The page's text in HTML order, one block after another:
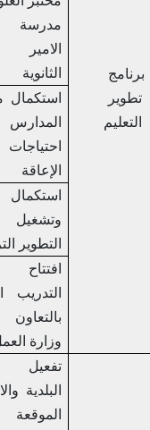
مدرسة ذكور
الامير حسن
استكمال موائمة
المدارس مع
احتياجات ذوي
استكمال بناء
وتشغيل مبنى
التطوير التربوي
افتتاح مركز
التدريب المهني
بالتعاون مع
وزارة العمل
تفعيل دور
البلدية والاتفاقية
الموقعة مع